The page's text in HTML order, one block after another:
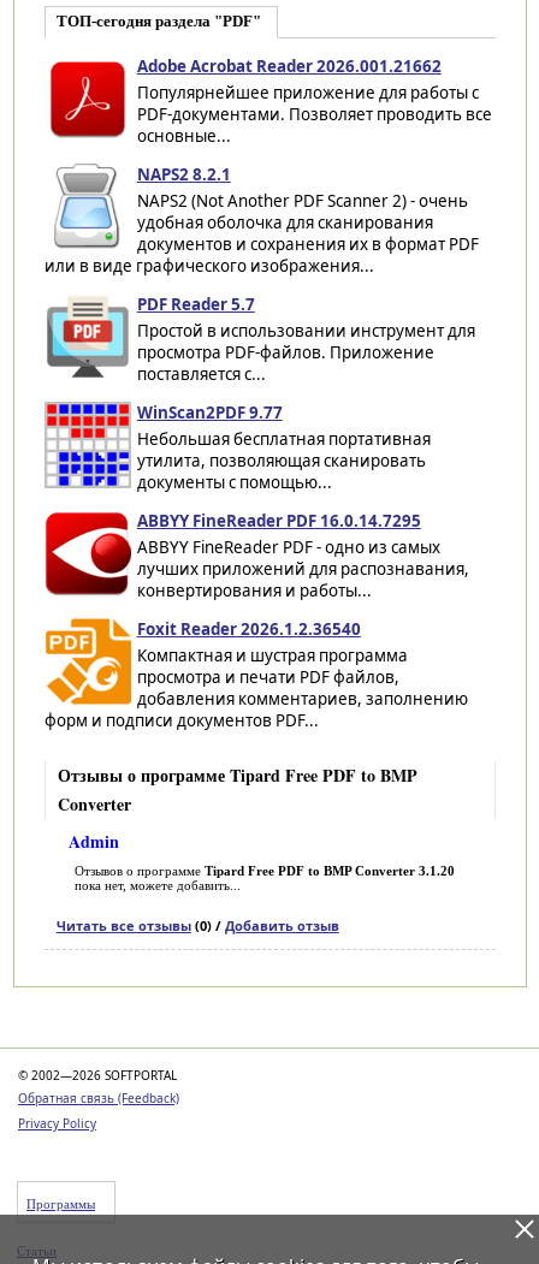
ТОП-сегодня раздела "PDF"
Adobe Acrobat Reader 2026.001.21662
Популярнейшее приложение для работы с
PDF-документами. Позволяет проводить все
основные...
NAPS2 8.2.1
NAPS2 (Not Another PDF Scanner 2) - очень
удобная оболочка для сканирования
документов и сохранения их в формат PDF
или в виде графического изображения...
PDF Reader 5.7
Простой в использовании инструмент для
просмотра PDF-файлов. Приложение
поставляется с...
WinScan2PDF 9.77
Небольшая бесплатная портативная
утилита, позволяющая сканировать
документы с помощью...
ABBYY FineReader PDF 16.0.14.7295
ABBYY FineReader PDF - одно из самых
лучших приложений для распознавания,
конвертирования и работы...
Foxit Reader 2026.1.2.36540
Компактная и шустрая программа
просмотра и печати PDF файлов,
добавления комментариев, заполнению
форм и подписи документов PDF...
Отзывы о программе Tipard Free PDF to BMP
Converter
Admin
Отзывов о программе Tipard Free PDF to BMP Converter 3.1.20
пока нет, можете добавить...
Читать все отзывы(0) / Добавить отзыв
© 2002—2026 SOFTPORTAL
Обратная связь (Feedback)
Privacy Policy
Программы
Статьи